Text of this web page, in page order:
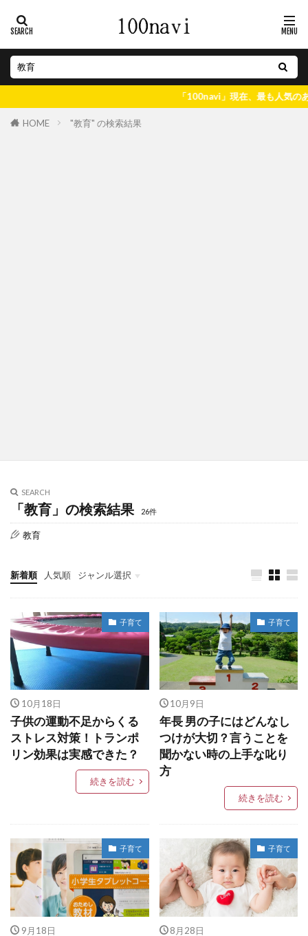
「100navi」現在、最も人気のある
HOME "教育" の検索結果
SEARCH
「教育」の検索結果 26件
教育
新着順 人気順 ジャンル選択
暮らし
美容
子育て
子育て
10月18日
子供の運動不足からくる
ストレス対策！トランポ
リン効果は実感できた？
続きを読む
子育て
10月9日
年長 男の子にはどんなし
つけが大切？言うことを
聞かない時の上手な叱り
方
続きを読む
子育て
9月18日
子育て
8月28日